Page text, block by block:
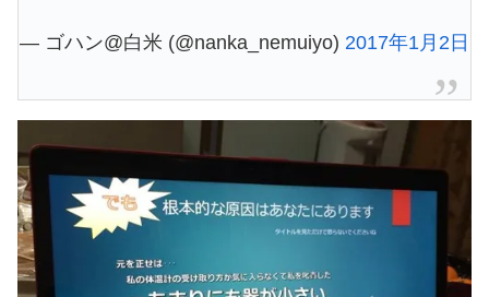
— ゴハン@白米 (@nanka_nemuiyo) 2017年1月2日